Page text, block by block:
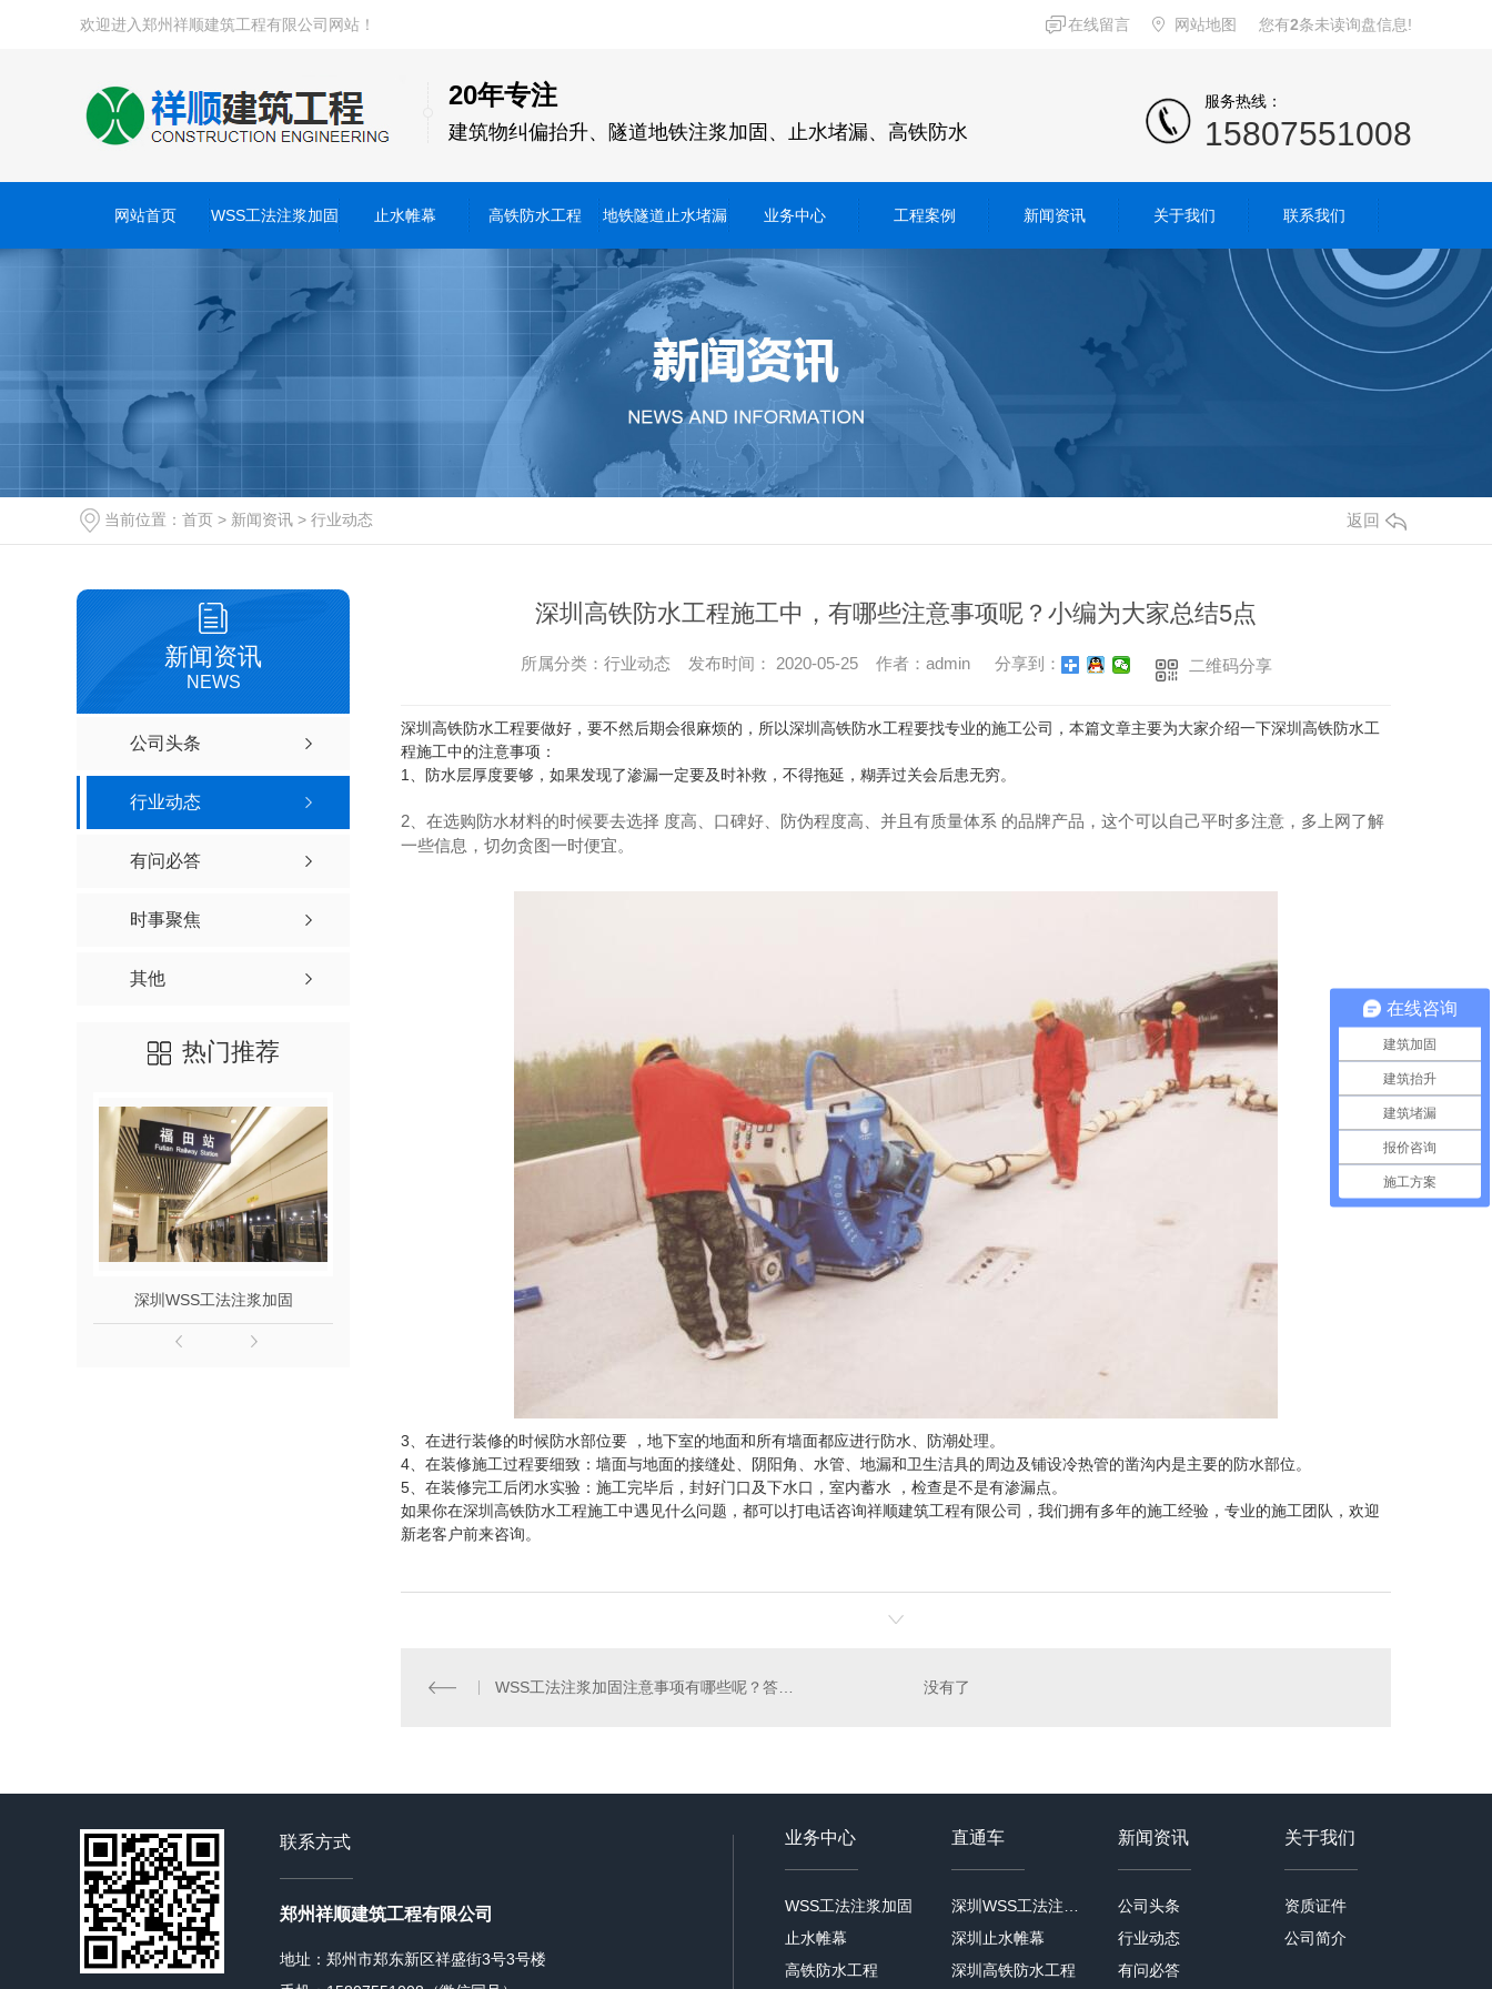
欢迎进入郑州祥顺建筑工程有限公司网站！ 您有2条未读询盘信息!
网站地图
在线留言
20年专注
建筑物纠偏抬升、隧道地铁注浆加固、止水堵漏、高铁防水
服务热线：
15807551008
网站首页 WSS工法注浆加固 止水帷幕 高铁防水工程 地铁隧道止水堵漏 业务中心 工程案例 新闻资讯 关于我们 联系我们
当前位置： 首页 > 新闻资讯 > 行业动态 返回
新闻资讯
NEWS
公司头条
行业动态
有问必答
时事聚焦
其他
热门推荐
深圳WSS工法注浆加固 深圳止水帷幕 深圳高铁防水工程
深圳高铁防水工程施工中，有哪些注意事项呢？小编为大家总结5点
所属分类：行业动态 发布时间： 2020-05-25 作者：admin 分享到： 二维码分享
深圳高铁防水工程要做好，要不然后期会很麻烦的，所以深圳高铁防水工程要找专业的施工公司，本篇文章主要为大家介绍一下深圳高铁防水工
程施工中的注意事项：
1、防水层厚度要够，如果发现了渗漏一定要及时补救，不得拖延，糊弄过关会后患无穷。
2、在选购防水材料的时候要去选择 度高、口碑好、防伪程度高、并且有质量体系 的品牌产品，这个可以自己平时多注意，多上网了解
一些信息，切勿贪图一时便宜。
3、在进行装修的时候防水部位要 ，地下室的地面和所有墙面都应进行防水、防潮处理。
4、在装修施工过程要细致：墙面与地面的接缝处、阴阳角、水管、地漏和卫生洁具的周边及铺设冷热管的凿沟内是主要的防水部位。
5、在装修完工后闭水实验：施工完毕后，封好门口及下水口，室内蓄水 ，检查是不是有渗漏点。
如果你在深圳高铁防水工程施工中遇见什么问题，都可以打电话咨询祥顺建筑工程有限公司，我们拥有多年的施工经验，专业的施工团队，欢迎
新老客户前来咨询。
WSS工法注浆加固注意事项有哪些呢？答案在这里 没有了
联系方式
郑州祥顺建筑工程有限公司
地址：郑州市郑东新区祥盛街3号3号楼
业务中心
WSS工法注浆加固
止水帷幕
高铁防水工程
直通车
深圳WSS工法注浆加固
深圳止水帷幕
深圳高铁防水工程
新闻资讯
公司头条
行业动态
有问必答
关于我们
资质证件
公司简介
在线咨询
建筑加固
建筑抬升
建筑堵漏
报价咨询
施工方案